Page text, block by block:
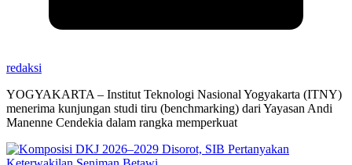
redaksi
YOGYAKARTA – Institut Teknologi Nasional Yogyakarta (ITNY)
menerima kunjungan studi tiru (benchmarking) dari Yayasan Andi
Manenne Cendekia dalam rangka memperkuat